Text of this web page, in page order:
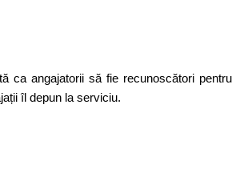
ca angajatorii să fie recunoscători pentru
îl depun la serviciu.